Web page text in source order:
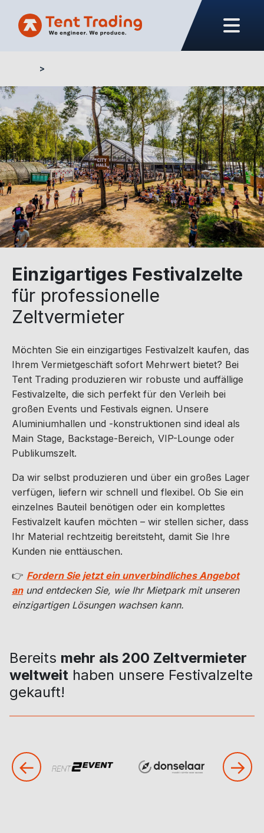
Einzigartiges Festivalzelte
für professionelle
Zeltvermieter
Möchten Sie ein einzigartiges Festivalzelt kaufen, das
Ihrem Vermietgeschäft sofort Mehrwert bietet? Bei
Tent Trading produzieren wir robuste und auffällige
Festivalzelte, die sich perfekt für den Verleih bei
großen Events und Festivals eignen. Unsere
Aluminiumhallen und -konstruktionen sind ideal als
Main Stage, Backstage-Bereich, VIP-Lounge oder
Publikumszelt.
Da wir selbst produzieren und über ein großes Lager
verfügen, liefern wir schnell und flexibel. Ob Sie ein
einzelnes Bauteil benötigen oder ein komplettes
Festivalzelt kaufen möchten – wir stellen sicher, dass
Ihr Material rechtzeitig bereitsteht, damit Sie Ihre
Kunden nie enttäuschen.
👉 Fordern Sie jetzt ein unverbindliches Angebot
anund entdecken Sie, wie Ihr Mietpark mit unseren
einzigartigen Lösungen wachsen kann.
Bereits mehr als 200 Zeltvermieter
weltweit haben unsere Festivalzelte
gekauft!
← →